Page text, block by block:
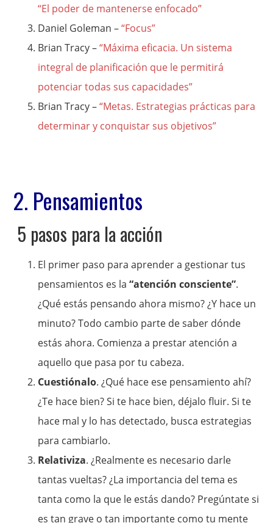
“El poder de mantenerse enfocado”
Daniel Goleman –“Focus”
Brian Tracy –“Máxima eficacia. Un sistema
integral de planificación que le permitirá
potenciar todas sus capacidades”
Brian Tracy –“Metas. Estrategias prácticas para
determinar y conquistar sus objetivos”
2. Pensamientos
5 pasos para la acción
El primer paso para aprender a gestionar tus
pensamientos es la “atención consciente”.
¿Qué estás pensando ahora mismo? ¿Y hace un
minuto? Todo cambio parte de saber dónde
estás ahora. Comienza a prestar atención a
aquello que pasa por tu cabeza.
Cuestiónalo. ¿Qué hace ese pensamiento ahí?
¿Te hace bien? Si te hace bien, déjalo fluir. Si te
hace mal y lo has detectado, busca estrategias
para cambiarlo.
Relativiza. ¿Realmente es necesario darle
tantas vueltas? ¿La importancia del tema es
tanta como la que le estás dando? Pregúntate si
es tan grave o tan importante como tu mente